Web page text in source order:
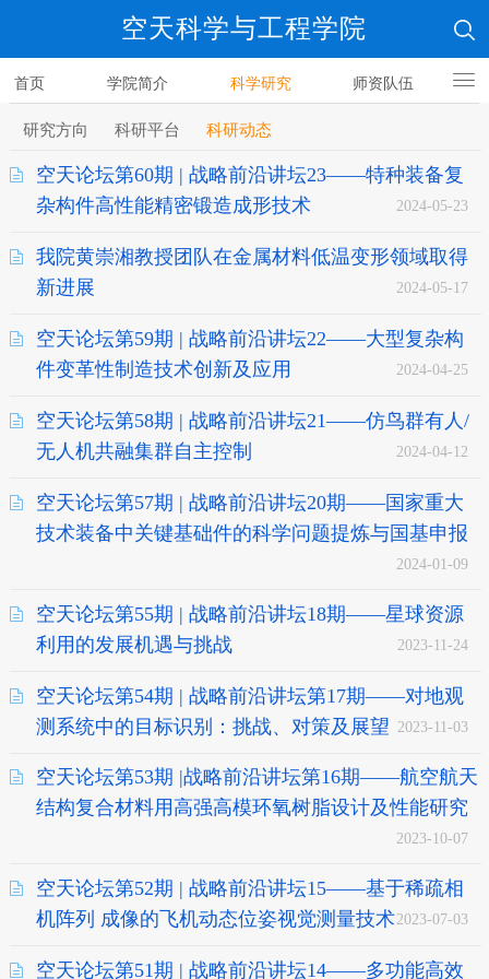
空天科学与工程学院
首页 学院简介 科学研究 师资队伍
人才培养
研究方向 科研平台 科研动态
空天论坛第60期 | 战略前沿讲坛23——特种装备复
杂构件高性能精密锻造成形技术
2024-05-23
我院黄崇湘教授团队在金属材料低温变形领域取得
新进展
2024-05-17
空天论坛第59期 | 战略前沿讲坛22——大型复杂构
件变革性制造技术创新及应用
2024-04-25
空天论坛第58期 | 战略前沿讲坛21——仿鸟群有人/
无人机共融集群自主控制
2024-04-12
空天论坛第57期 | 战略前沿讲坛20期——国家重大
技术装备中关键基础件的科学问题提炼与国基申报
2024-01-09
空天论坛第55期 | 战略前沿讲坛18期——星球资源
利用的发展机遇与挑战
2023-11-24
空天论坛第54期 | 战略前沿讲坛第17期——对地观
测系统中的目标识别：挑战、对策及展望 2023-11-03
空天论坛第53期 |战略前沿讲坛第16期——航空航天
结构复合材料用高强高模环氧树脂设计及性能研究
2023-10-07
空天论坛第52期 | 战略前沿讲坛15——基于稀疏相
机阵列 成像的飞机动态位姿视觉测量技术2023-07-03
空天论坛第51期 | 战略前沿讲坛14——多功能高效